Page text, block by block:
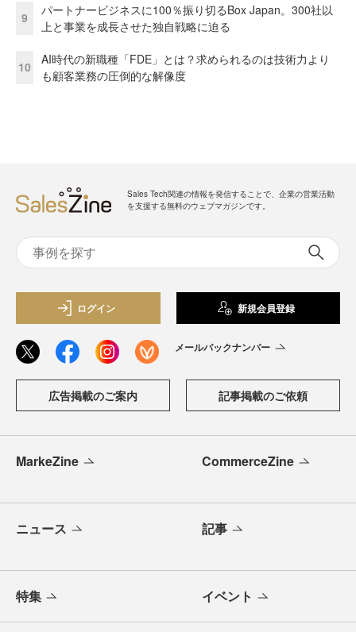
9
パートナービジネスに100％振り切るBox Japan。300社以
上と事業を成長させた独自戦略に迫る
10
AI時代の新職種「FDE」とは？求められるのは技術力より
も顧客業務の圧倒的な解像度
Sales Tech関連の情報を発信することで、企業の営業活動
を支援する無料のウェブマガジンです。
ログイン 新規会員登録
メールバックナンバー
広告掲載のご案内 記事掲載のご依頼
MarkeZine CommerceZine
ニュース 記事
特集 イベント